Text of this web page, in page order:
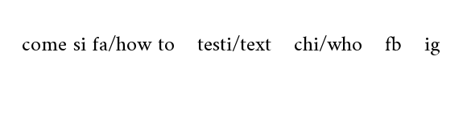
come si fa/how to testi/text chi/who fb ig